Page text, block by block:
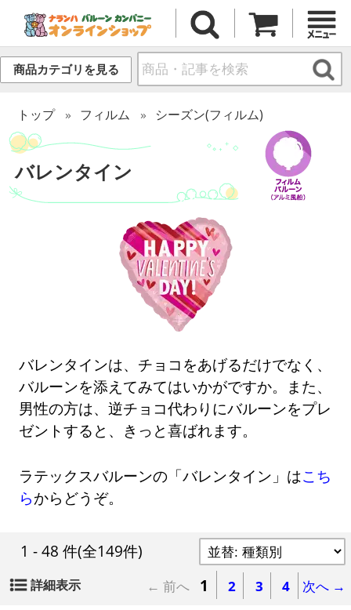
商品カテゴリを見る
トップ フィルム シーズン(フィルム)
バレンタイン
バレンタインは、チョコをあげるだけでなく、
バルーンを添えてみてはいかがですか。また、
男性の方は、逆チョコ代わりにバルーンをプレ
ゼントすると、きっと喜ばれます。
ラテックスバルーンの「バレンタイン」はこち
らからどうぞ。
1 - 48 件(全149件)
詳細表示 ← 前へ 1 2 3 4 次へ →